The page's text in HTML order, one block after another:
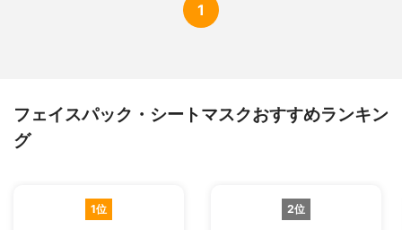
1
フェイスパック・シートマスクおすすめランキン
グ
1位 2位